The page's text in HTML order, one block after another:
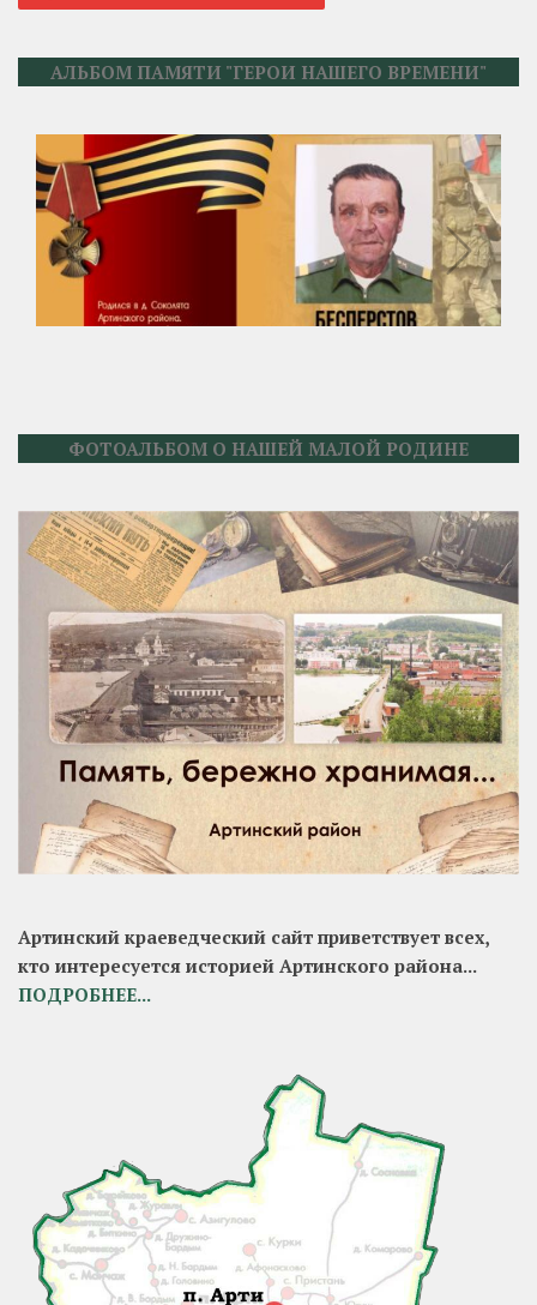
АЛЬБОМ ПАМЯТИ "ГЕРОИ НАШЕГО ВРЕМЕНИ"
ФОТОАЛЬБОМ О НАШЕЙ МАЛОЙ РОДИНЕ
Артинский краеведческий сайт приветствует всех,
кто интересуется историей Артинского района...
ПОДРОБНЕЕ...